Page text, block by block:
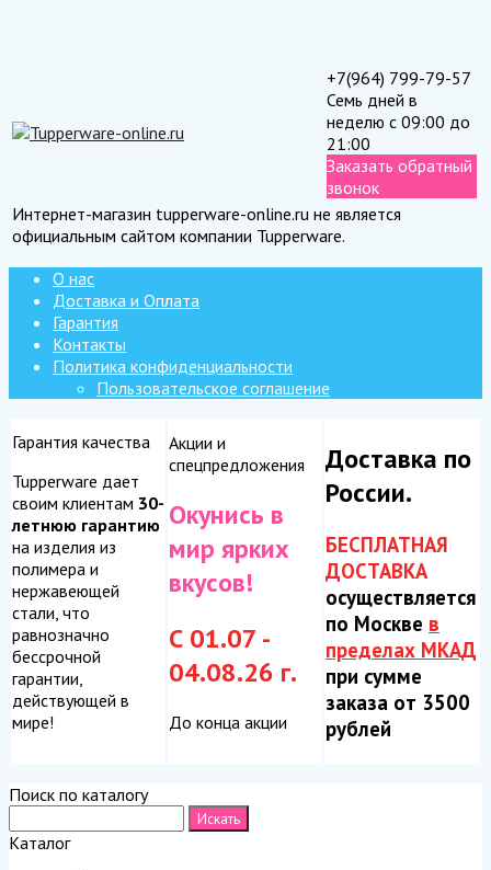
+7(964) 799-79-57
Семь дней в
неделю с 09:00 до
21:00
Заказать обратный
звонок
Интернет-магазин tupperware-online.ru не является
официальным сайтом компании Tupperware.
О нас
Доставка и Оплата
Гарантия
Контакты
Политика конфиденциальности
Пользовательское соглашение
Гарантия качества
Tupperware дает
своим клиентам 30-
летнюю гарантию
на изделия из
полимера и
нержавеющей
стали, что
равнозначно
бессрочной
гарантии,
действующей в
мире!
Акции и
спецпредложения
Окунись в
мир ярких
вкусов!
С 01.07 -
04.08.26 г.
До конца акции
Доставка по
России.
БЕСПЛАТНАЯ
ДОСТАВКА
осуществляется
по Москве в
пределах МКАД
при сумме
заказа от 3500
рублей
Поиск по каталогу
Каталог